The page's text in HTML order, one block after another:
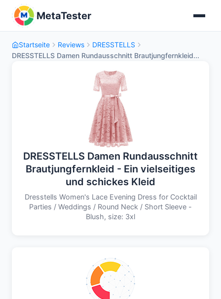
MetaTester
Startseite Reviews
DRESSTELLS
DRESSTELLS Damen Rundausschnitt Brautjungfernkleid...
DRESSTELLS Damen Rundausschnitt
Brautjungfernkleid - Ein vielseitiges
und schickes Kleid
Dresstells Women's Lace Evening Dress for Cocktail
Parties / Weddings / Round Neck / Short Sleeve -
Blush, size: 3xl